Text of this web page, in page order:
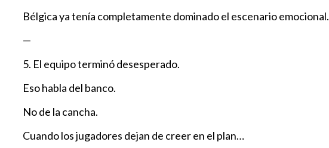
Bélgica ya tenía completamente dominado el escenario emocional.
—
5. El equipo terminó desesperado.
Eso habla del banco.
No de la cancha.
Cuando los jugadores dejan de creer en el plan…